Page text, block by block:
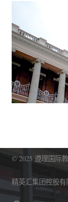
© 2025 遵理国际
精英汇集团控股